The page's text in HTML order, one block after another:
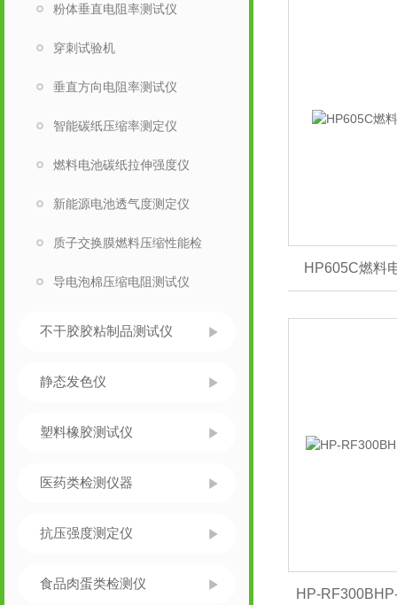
粉体垂直电阻率测试仪
穿刺试验机
垂直方向电阻率测试仪
智能碳纸压缩率测定仪
燃料电池碳纸拉伸强度仪
新能源电池透气度测定仪
质子交换膜燃料压缩性能检
导电泡棉压缩电阻测试仪
不干胶胶粘制品测试仪
静态发色仪
塑料橡胶测试仪
医药类检测仪器
抗压强度测定仪
食品肉蛋类检测仪
HP605C燃料
HP-